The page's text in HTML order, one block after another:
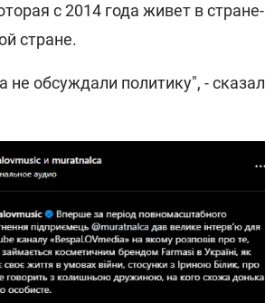
с 2014 года живет в стране-
стране.
обсуждали политику", - сказал